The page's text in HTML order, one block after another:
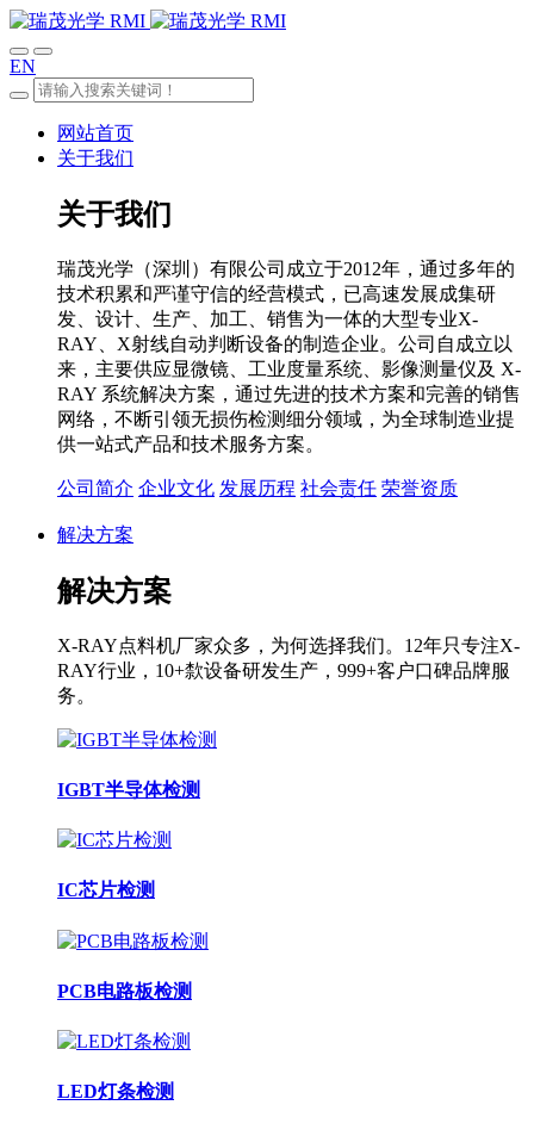
EN
网站首页
关于我们
关于我们
瑞茂光学（深圳）有限公司成立于2012年，通过多年的
技术积累和严谨守信的经营模式，已高速发展成集研
发、设计、生产、加工、销售为一体的大型专业X-
RAY、X射线自动判断设备的制造企业。公司自成立以
来，主要供应显微镜、工业度量系统、影像测量仪及 X-
RAY 系统解决方案，通过先进的技术方案和完善的销售
网络，不断引领无损伤检测细分领域，为全球制造业提
供一站式产品和技术服务方案。
公司简介 企业文化 发展历程 社会责任 荣誉资质
解决方案
解决方案
X-RAY点料机厂家众多，为何选择我们。12年只专注X-
RAY行业，10+歀设备研发生产，999+客户口碑品牌服
务。
IGBT半导体检测
IC芯片检测
PCB电路板检测
LED灯条检测